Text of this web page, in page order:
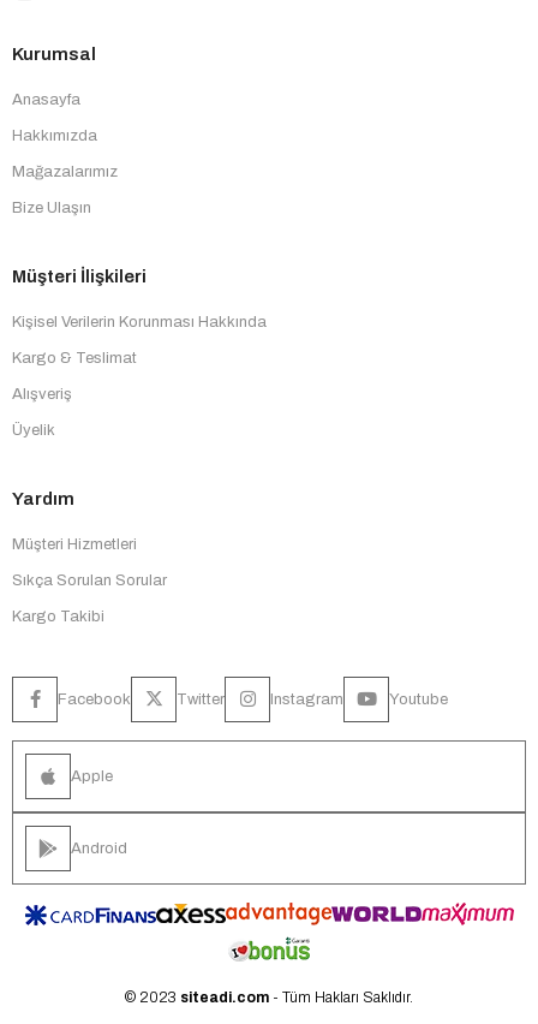
Kurumsal
Anasayfa
Hakkımızda
Mağazalarımız
Bize Ulaşın
Müşteri İlişkileri
Kişisel Verilerin Korunması Hakkında
Kargo & Teslimat
Alışveriş
Üyelik
Yardım
Müşteri Hizmetleri
Sıkça Sorulan Sorular
Kargo Takibi
Facebook Twitter Instagram Youtube
Apple
Android
© 2023 siteadi.com - Tüm Hakları Saklıdır.